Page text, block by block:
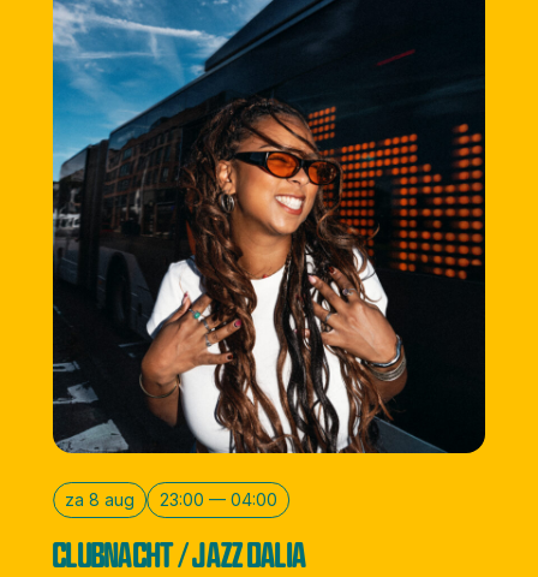
za 8 aug 23:00 — 04:00
CLUBNACHT / JAZZ DALIA